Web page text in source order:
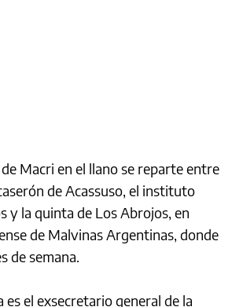
Macri en el llano se reparte entre
de Acassuso, el instituto
y la quinta de Los Abrojos, en
de Malvinas Argentinas, donde
de semana.
es el exsecretario general de la